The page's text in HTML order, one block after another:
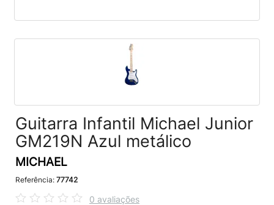
Guitarra Infantil Michael Junior
GM219N Azul metálico
MICHAEL
Referência: 77742
0 avaliações